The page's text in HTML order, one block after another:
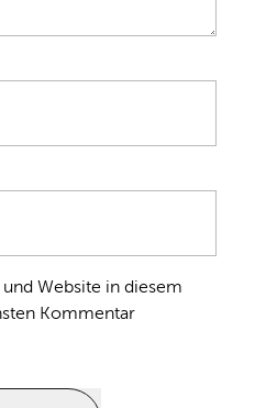
Website in diesem
Kommentar